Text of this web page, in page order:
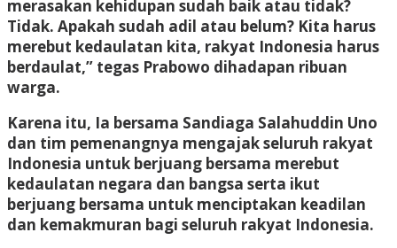
merasakan kehidupan sudah baik atau tidak?
Tidak. Apakah sudah adil atau belum? Kita harus
merebut kedaulatan kita, rakyat Indonesia harus
berdaulat,” tegas Prabowo dihadapan ribuan
warga.
Karena itu, Ia bersama Sandiaga Salahuddin Uno
dan tim pemenangnya mengajak seluruh rakyat
Indonesia untuk berjuang bersama merebut
kedaulatan negara dan bangsa serta ikut
berjuang bersama untuk menciptakan keadilan
dan kemakmuran bagi seluruh rakyat Indonesia.